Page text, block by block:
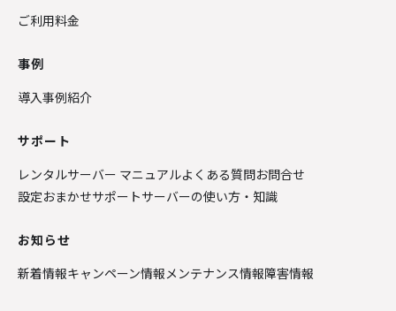
ご利用料金
事例
導入事例紹介
サポート
レンタルサーバー マニュアルよくある質問お問合せ
設定おまかせサポートサーバーの使い方・知識
お知らせ
新着情報キャンペーン情報 メンテナンス情報障害情報